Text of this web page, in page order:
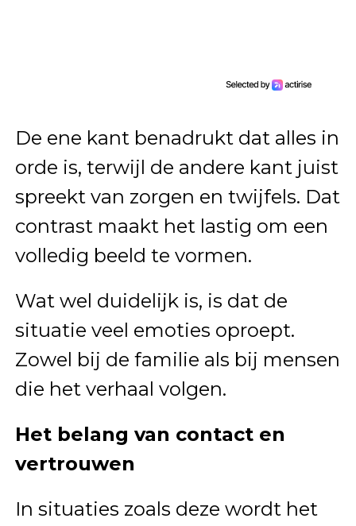
De ene kant benadrukt dat alles in
orde is, terwijl de andere kant juist
spreekt van zorgen en twijfels. Dat
contrast maakt het lastig om een
volledig beeld te vormen.
Wat wel duidelijk is, is dat de
situatie veel emoties oproept.
Zowel bij de familie als bij mensen
die het verhaal volgen.
Het belang van contact en
vertrouwen
In situaties zoals deze wordt het